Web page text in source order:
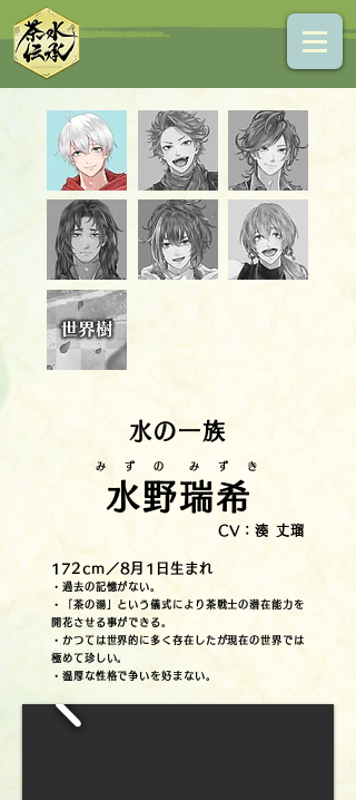
水の一族
​み ず の み ず き
水野瑞希
CV：湊 丈瑠
172cm／8月1日生まれ
・過去の記憶がない。
・「茶の湯」という儀式により茶戦士の潜在能力を
開花させる事ができる。
・かつては世界的に多く存在したが現在の世界では
極めて珍しい。
・温厚な性格で争いを好まない。